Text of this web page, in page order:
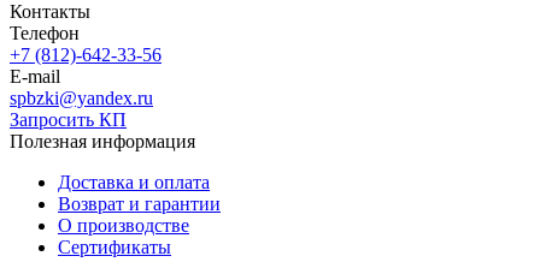
Контакты
Телефон
+7 (812)-642-33-56
E-mail
spbzki@yandex.ru
Запросить КП
Полезная информация
Доставка и оплата
Возврат и гарантии
О производстве
Сертификаты